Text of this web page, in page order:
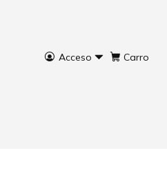
Acceso Carro